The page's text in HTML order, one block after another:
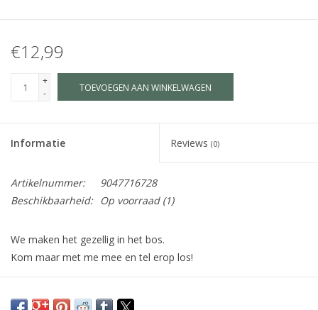
€12,99
+
-
TOEVOEGEN AAN WINKELWAGEN
Informatie Reviews (0)
Artikelnummer:
9047716728
Beschikbaarheid:
Op voorraad(1)
We maken het gezellig in het bos.
Kom maar met me mee en tel erop los!
Een vrolijk verhaal op rijm om gezellig en knus met je allerliefste